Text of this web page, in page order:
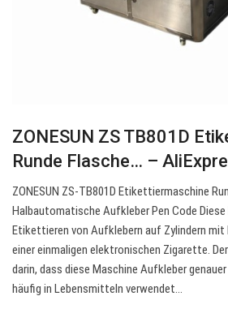
ZONESUN ZS TB801D
Runde Flasche… –
ZONESUN ZS-TB801D Etikettiermaschine
Halbautomatische Aufkleber Pen Code
Etikettieren von Aufklebern auf Zylindern mit
einer einmaligen elektronischen Zigarette.
darin, dass diese Maschine Aufkleber
häufig in Lebensmitteln verwendet…